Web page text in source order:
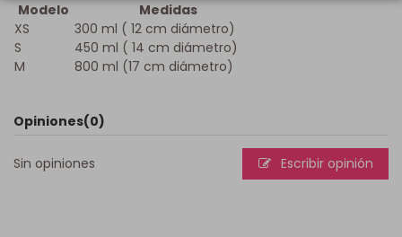
Modelo
Medidas
XS
300 ml ( 12 cm diámetro)
S
450 ml ( 14 cm diámetro)
M
800 ml (17 cm diámetro)
Opiniones(0)
Sin opiniones Escribir opinión